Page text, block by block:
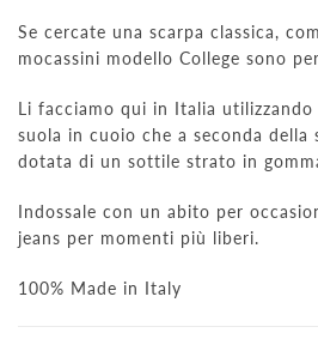
Se cercate una scarpa classica,
mocassini modello College sono
Li facciamo qui in Italia
suola in cuoio che a seconda della
dotata di un sottile strato in
Indossale con un abito per
jeans per momenti più liberi.
100% Made in Italy